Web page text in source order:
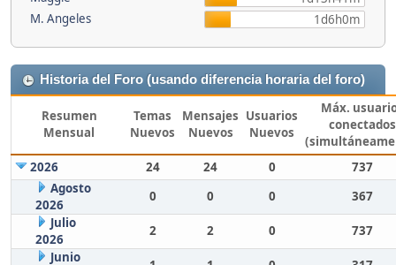
M. Angeles
1d6h0m
Historia del Foro (usando diferencia horaria del foro)
Resumen
Mensual
Temas
Nuevos
Mensajes
Nuevos
Usuarios
Nuevos
Máx.
conectados
2026
24 24 0
737
Agosto
2026
0 0 0
367
Julio
2026
2 2 0
737
Junio